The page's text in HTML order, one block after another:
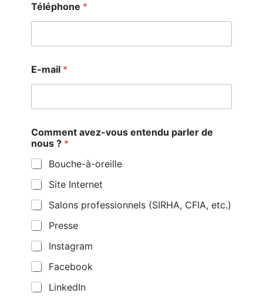
Téléphone *
E-mail *
Comment avez-vous entendu parler de
nous ? *
Bouche-à-oreille
Site Internet
Salons professionnels (SIRHA, CFIA, etc.)
Presse
Instagram
Facebook
LinkedIn